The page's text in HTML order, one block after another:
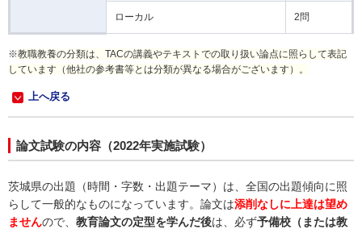
ローカル 2問
※教職教養の分類は、TACの講義やテキストでの取り扱い論点に照らして表記
しています（他社の参考書等とは分類が異なる場合がございます）。
上へ戻る
論文試験の内容（2022年実施試験）
茨城県の出題（時間・字数・出題テーマ）は、全国の出題傾向に照
らして一般的なものになっています。論文は添削なしに上達は望め
ませんので、 教育論文の定型を学んだ後は、必ず予備校（または教